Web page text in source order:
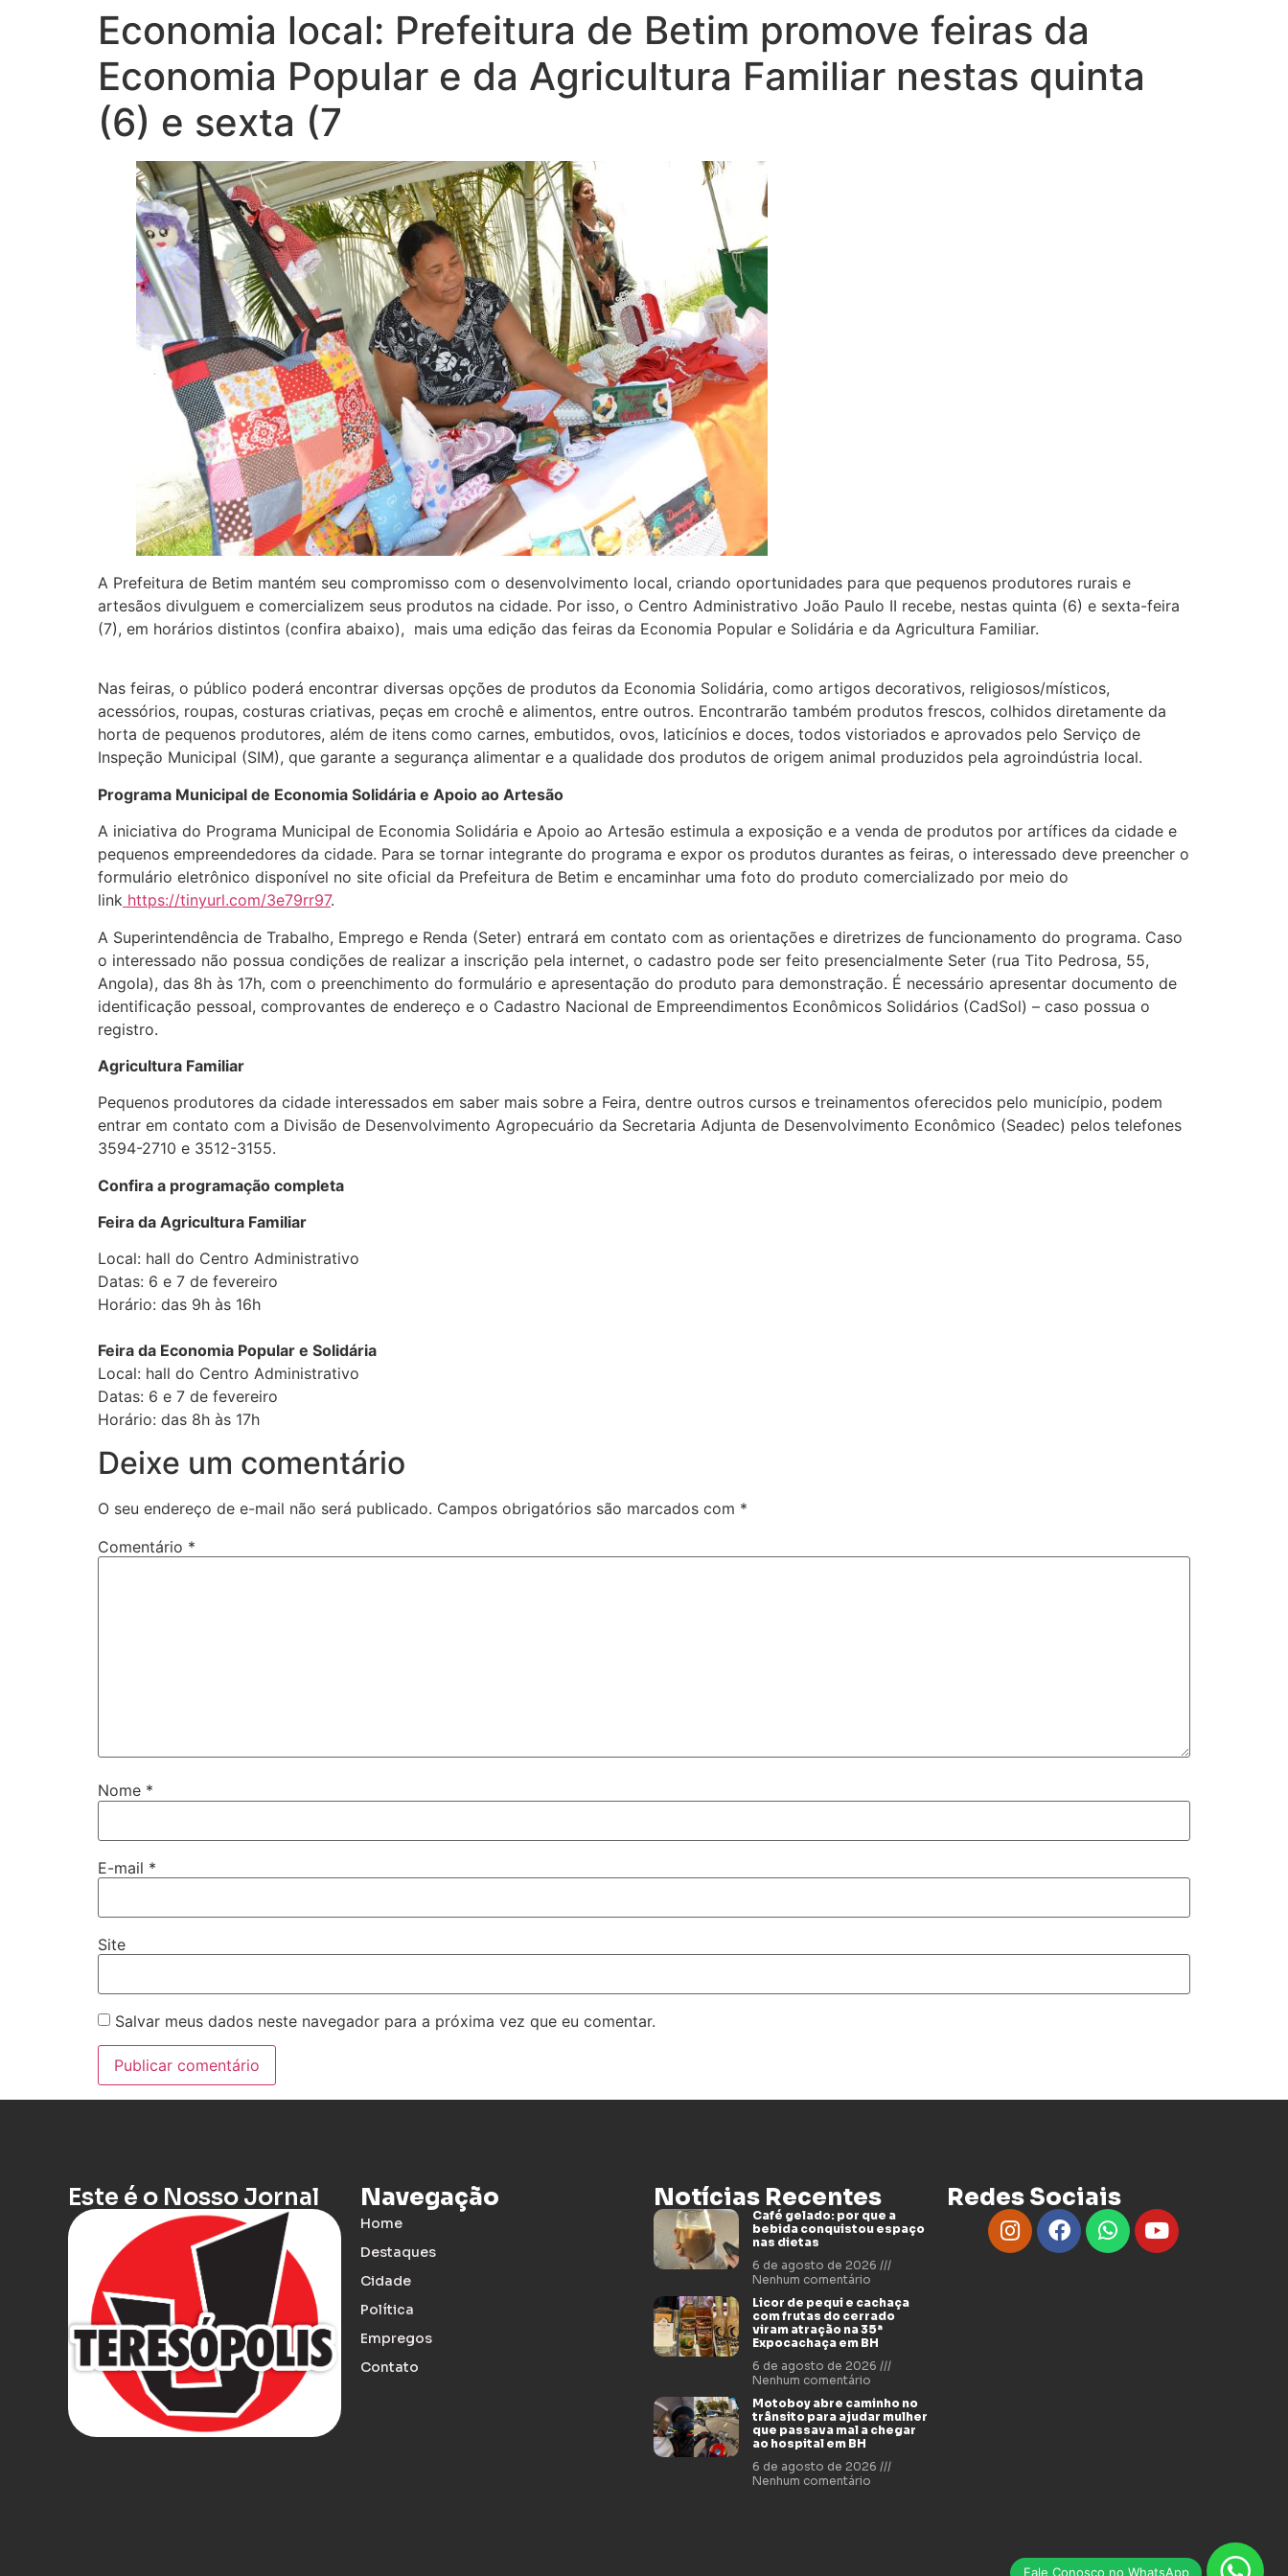
Economia local: Prefeitura de Betim promove feiras da
Economia Popular e da Agricultura Familiar nestas quinta
(6) e sexta (7
A Prefeitura de Betim mantém seu compromisso com o desenvolvimento local, criando oportunidades para que pequenos produtores rurais e
artesãos divulguem e comercializem seus produtos na cidade. Por isso, o Centro Administrativo João Paulo II recebe, nestas quinta (6) e sexta-feira
(7), em horários distintos (confira abaixo), mais uma edição das feiras da Economia Popular e Solidária e da Agricultura Familiar.
Nas feiras, o público poderá encontrar diversas opções de produtos da Economia Solidária, como artigos decorativos, religiosos/místicos,
acessórios, roupas, costuras criativas, peças em crochê e alimentos, entre outros. Encontrarão também produtos frescos, colhidos diretamente da
horta de pequenos produtores, além de itens como carnes, embutidos, ovos, laticínios e doces, todos vistoriados e aprovados pelo Serviço de
Inspeção Municipal (SIM), que garante a segurança alimentar e a qualidade dos produtos de origem animal produzidos pela agroindústria local.
Programa Municipal de Economia Solidária e Apoio ao Artesão
A iniciativa do Programa Municipal de Economia Solidária e Apoio ao Artesão estimula a exposição e a venda de produtos por artífices da cidade e
pequenos empreendedores da cidade. Para se tornar integrante do programa e expor os produtos durantes as feiras, o interessado deve preencher o
formulário eletrônico disponível no site oficial da Prefeitura de Betim e encaminhar uma foto do produto comercializado por meio do
link https://tinyurl.com/3e79rr97.
A Superintendência de Trabalho, Emprego e Renda (Seter) entrará em contato com as orientações e diretrizes de funcionamento do programa. Caso
o interessado não possua condições de realizar a inscrição pela internet, o cadastro pode ser feito presencialmente Seter (rua Tito Pedrosa, 55,
Angola), das 8h às 17h, com o preenchimento do formulário e apresentação do produto para demonstração. É necessário apresentar documento de
identificação pessoal, comprovantes de endereço e o Cadastro Nacional de Empreendimentos Econômicos Solidários (CadSol) – caso possua o
registro.
Agricultura Familiar
Pequenos produtores da cidade interessados em saber mais sobre a Feira, dentre outros cursos e treinamentos oferecidos pelo município, podem
entrar em contato com a Divisão de Desenvolvimento Agropecuário da Secretaria Adjunta de Desenvolvimento Econômico (Seadec) pelos telefones
3594-2710 e 3512-3155.
Confira a programação completa
Feira da Agricultura Familiar
Local: hall do Centro Administrativo
Datas: 6 e 7 de fevereiro
Horário: das 9h às 16h
Feira da Economia Popular e Solidária
Local: hall do Centro Administrativo
Datas: 6 e 7 de fevereiro
Horário: das 8h às 17h
Deixe um comentário
O seu endereço de e-mail não será publicado. Campos obrigatórios são marcados com *
Comentário *
Nome *
E-mail *
Site
Salvar meus dados neste navegador para a próxima vez que eu comentar.
Fale Conosco no WhatsApp
Este é o Nosso Jornal Navegação
Home
Destaques
Cidade
Política
Empregos
Contato
Notícias Recentes
Café gelado: por que a
bebida conquistou espaço
nas dietas
6 de agosto de 2026
Nenhum comentário
Licor de pequi e cachaça
com frutas do cerrado
viram atração na 35ª
Expocachaça em BH
6 de agosto de 2026
Nenhum comentário
Motoboy abre caminho no
trânsito para ajudar mulher
que passava mal a chegar
ao hospital em BH
6 de agosto de 2026
Nenhum comentário
Redes Sociais